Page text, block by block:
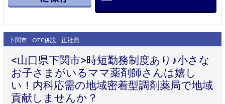
下関市 OTC併設 正社員
<山口県下関市>時短勤務制度あり♪小さな
お子さまがいるママ薬剤師さんは嬉し
い！内科応需の地域密着型調剤薬局で地域
貢献しませんか？